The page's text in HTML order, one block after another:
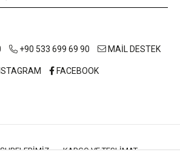
+90 533 699 69 90 MAİL DESTEK
FACEBOOK
ŞUBELERIMIZ
KARGO VE TESLIMAT